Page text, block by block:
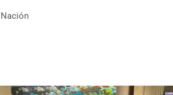
Nación